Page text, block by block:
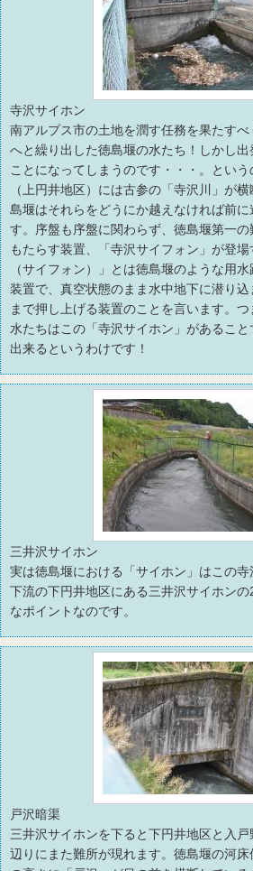
寺沢サイホン
南アルプス市の土地を潤す任務を果たす
へと繰り出した徳島堰の水たち！しかし
ことになってしまうのです・・・。とい
（上円井地区）には古参の「寺沢川」が
島堰はそれらをどうにか越えなければ前
す。序盤も序盤に関わらず、徳島堰第一
もたらす装置、「寺沢サイフォン」が登
（サイフォン）」とは徳島堰のような用
装置で、真空状態のまま水中地下に潜り
まで押し上げる装置のことを言います。
水たちはこの「寺沢サイホン」があるこ
出来るというわけです！
三井沢サイホン
実は徳島堰における「サイホン」はこの
下流の下円井地区にある三井沢サイホン
なポイントなのです。
戸沢暗渠
三井沢サイホンを下ると下円井地区と入
辺りにまた難所が現れます。徳島堰の河